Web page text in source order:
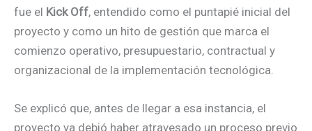
fue el Kick Off, entendido como el puntapié inicial del
proyecto y como un hito de gestión que marca el
comienzo operativo, presupuestario, contractual y
organizacional de la implementación tecnológica.
Se explicó que, antes de llegar a esa instancia, el
proyecto ya debió haber atravesado un proceso previo